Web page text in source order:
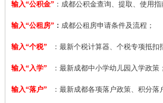
输入“公积金” ：成都公积金查询、提取、使用指
输入“公租房” ： 成都公租房申请条件及流程；
输入“个税” ：最新个税计算器、个税专项抵扣
输入“入学” ：最新成都中小学幼儿园入学政策；
输入“落户” ：最新成都各项落户政策、积分落